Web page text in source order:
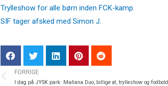
Trylleshow for alle børn inden FCK-kamp.
SIF tager afsked med Simon J.
FORRIGE
I dag på JYSK park: Mañana Duo, billige øl, trylleshow og fodbold